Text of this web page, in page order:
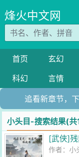
烽火中文网
首页 玄幻
科幻
言情
追看新章节，
小头目-搜索结果(共
[武侠]
作者： 小